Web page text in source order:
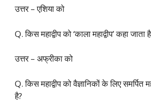
उत्तर – एशिया को
Q. किस महाद्वीप को ‘काला महाद्वीप’ कहा जाता
उत्तर – अफ्रीका को
Q. किस महाद्वीप को वैज्ञानिकों के लिए समर्पित
है?